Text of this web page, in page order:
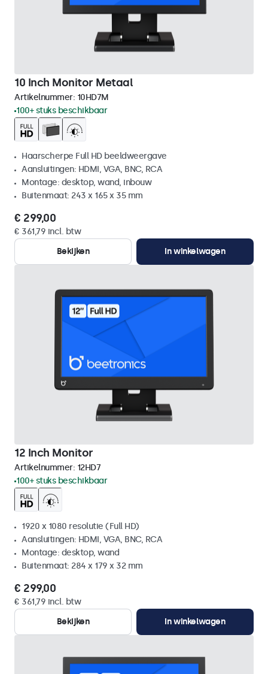
10 Inch Monitor Metaal
Artikelnummer: 10HD7M
100+ stuks beschikbaar
Haarscherpe Full HD beeldweergave
Aansluitingen: HDMI, VGA, BNC, RCA
Montage: desktop, wand, inbouw
Buitenmaat: 243 x 165 x 35 mm
€ 299,00
€ 361,79 incl. btw
Bekijken
In winkelwagen
12 Inch Monitor
Artikelnummer: 12HD7
100+ stuks beschikbaar
1920 x 1080 resolutie (Full HD)
Aansluitingen: HDMI, VGA, BNC, RCA
Montage: desktop, wand
Buitenmaat: 284 x 179 x 32 mm
€ 299,00
€ 361,79 incl. btw
Bekijken
In winkelwagen